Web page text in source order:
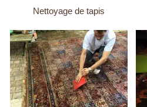
Nettoyage de tapis